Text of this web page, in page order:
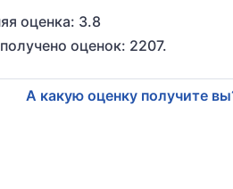
оценка: 3.8
оценок: 2207.
А какую оценку получите